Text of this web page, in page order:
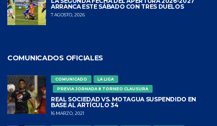
ARRANCA ESTE SÁBADO CON TRES DUELOS
7 AGOSTO, 2026
COMUNICADOS OFICIALES
COMUNICADO
LA LIGA
PREVIA JORNADA 8 TORNEO CLAUSURA
REAL SOCIEDAD VS. MOTAGUA SUSPENDIDO EN
BASE AL ARTÍCULO 34
16 MARZO, 2021